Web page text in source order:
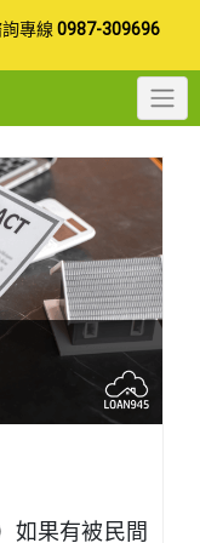
專線 0987-309696
如果有被民間